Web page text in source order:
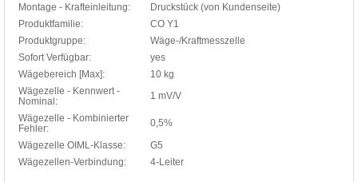
Montage - Krafteinleitung:
Druckstück (von Kundenseite)
Produktfamilie:
CO Y1
Produktgruppe:
Wäge-/Kraftmesszelle
Sofort Verfügbar:
yes
Wägebereich [Max]:
10 kg
Wägezelle - Kennwert -
Nominal:
1 mV/V
Wägezelle - Kombinierter
Fehler:
0,5%
Wägezelle OIML-Klasse:
G5
Wägezellen-Verbindung:
4-Leiter